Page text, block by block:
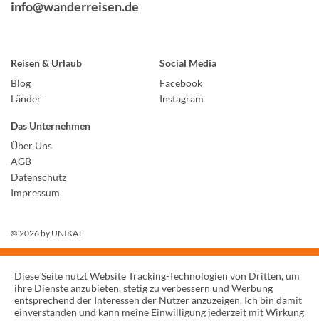
info@wanderreisen.de
Reisen & Urlaub
Blog
Länder
Social Media
Facebook
Instagram
Das Unternehmen
Über Uns
AGB
Datenschutz
Impressum
© 2026 by UNIKAT
Diese Seite nutzt Website Tracking-Technologien von Dritten, um
ihre Dienste anzubieten, stetig zu verbessern und Werbung
entsprechend der Interessen der Nutzer anzuzeigen. Ich bin damit
einverstanden und kann meine Einwilligung jederzeit mit Wirkung